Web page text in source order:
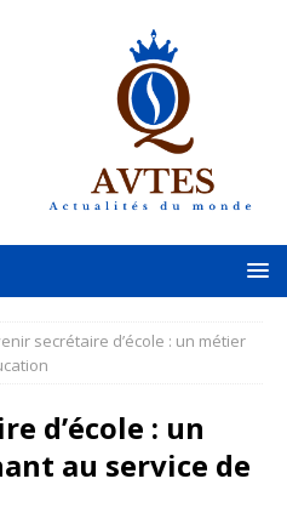
secrétaire d’école : un métier
d’école : un
au service de